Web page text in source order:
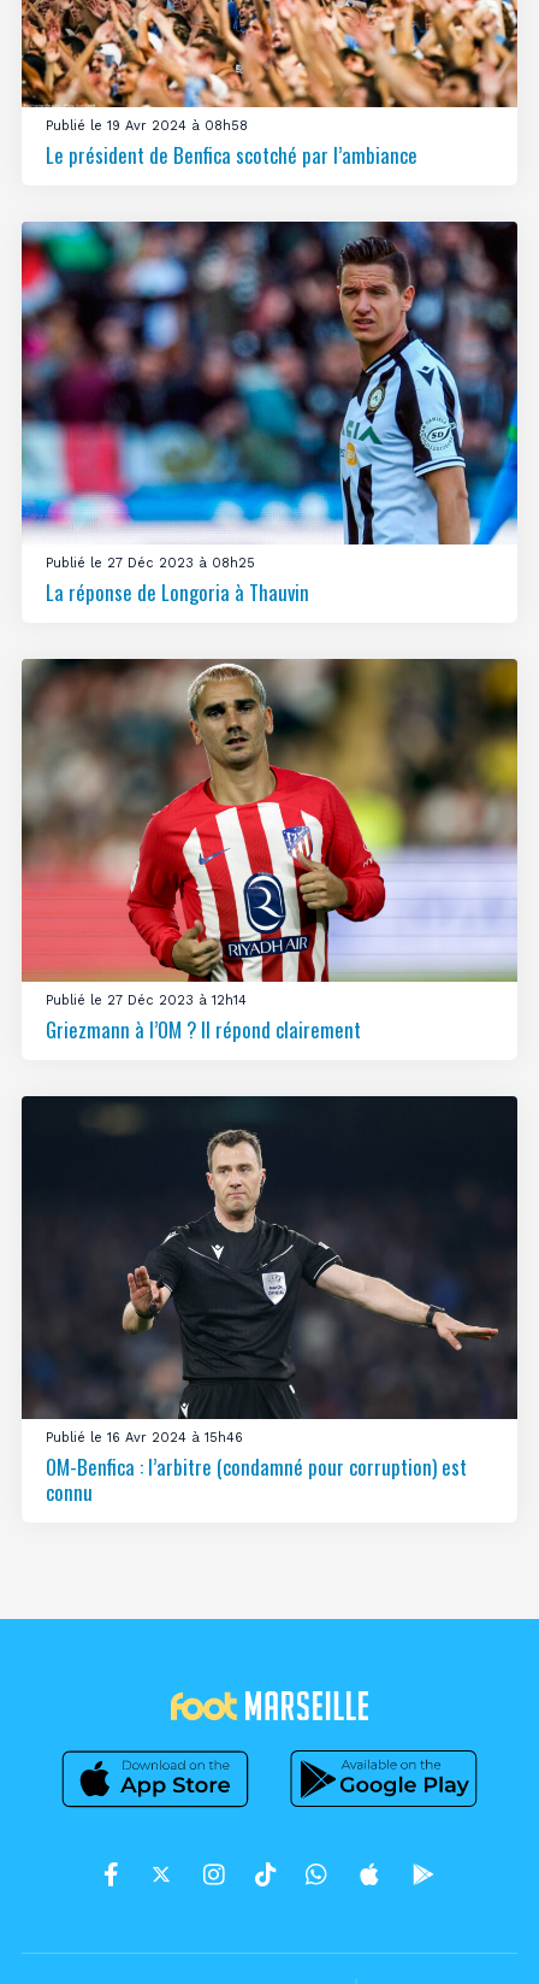
Publié le 19 Avr 2024 à 08h58
Le président de Benfica scotché par l’ambiance
Publié le 27 Déc 2023 à 08h25
La réponse de Longoria à Thauvin
Publié le 27 Déc 2023 à 12h14
Griezmann à l’OM ? Il répond clairement
Publié le 16 Avr 2024 à 15h46
OM-Benfica : l’arbitre (condamné pour corruption) est
connu